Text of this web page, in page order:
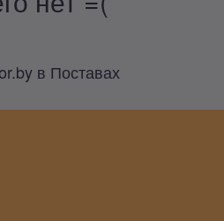
в Поставах